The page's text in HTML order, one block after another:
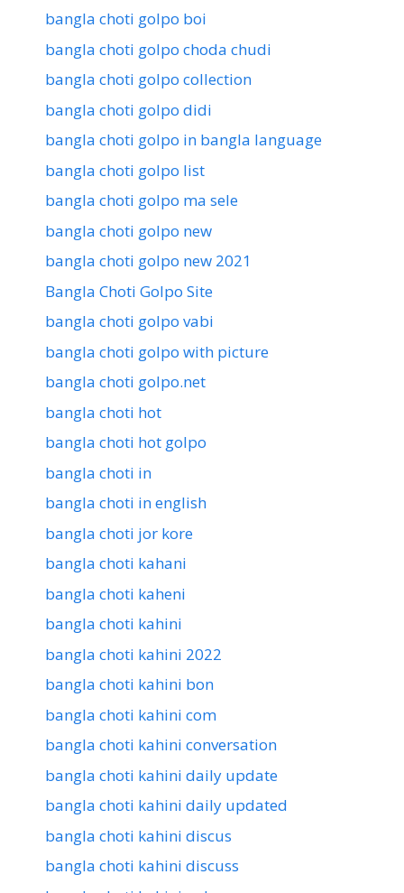
bangla choti golpo boi
bangla choti golpo choda chudi
bangla choti golpo collection
bangla choti golpo didi
bangla choti golpo in bangla language
bangla choti golpo list
bangla choti golpo ma sele
bangla choti golpo new
bangla choti golpo new 2021
Bangla Choti Golpo Site
bangla choti golpo vabi
bangla choti golpo with picture
bangla choti golpo.net
bangla choti hot
bangla choti hot golpo
bangla choti in
bangla choti in english
bangla choti jor kore
bangla choti kahani
bangla choti kaheni
bangla choti kahini
bangla choti kahini 2022
bangla choti kahini bon
bangla choti kahini com
bangla choti kahini conversation
bangla choti kahini daily update
bangla choti kahini daily updated
bangla choti kahini discus
bangla choti kahini discuss